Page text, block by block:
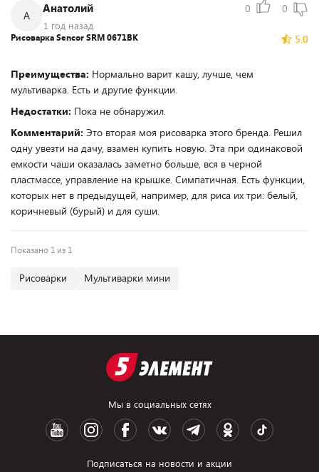
А
Анатолий
1 год назад
0 0
5.0
Рисоварка Sencor SRM 0671BK
Преимущества: Нормально варит кашу, лучше, чем
мультиварка. Есть и другие функции.
Недостатки: Пока не обнаружил.
Комментарий: Это вторая моя рисоварка этого бренда. Решил
одну увезти на дачу, взамен купить новую. Эта при одинаковой
емкости чаши оказалась заметно больше, вся в черной
пластмассе, управление на крышке. Симпатичная. Есть функции,
которых нет в предыдущей, например, для риса их три: белый,
коричневый (бурый) и для суши.
Показано 1 из 1
Рисоварки Мультиварки мини
Мы в социальных сетях
Подписаться на новости и акции